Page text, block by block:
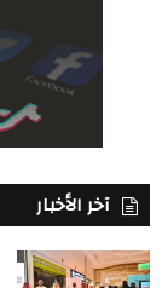
آخر الأخبار